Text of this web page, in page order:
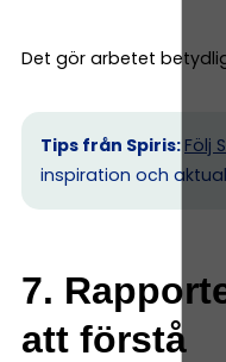
Det gör arbetet
Tips från Spiris: Följ
inspiration och
7.
att förstå